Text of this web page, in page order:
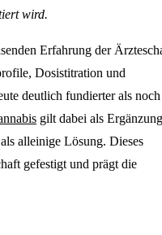
wird.
Erfahrung der
Dosistitration und
deutlich fundierter als noch
gilt dabei als Ergänzung
alleinige Lösung. Dieses
gefestigt und prägt die